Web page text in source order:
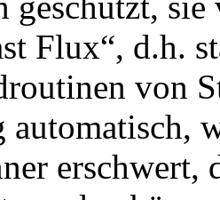
Flux“, d.h.
von
erschwert,